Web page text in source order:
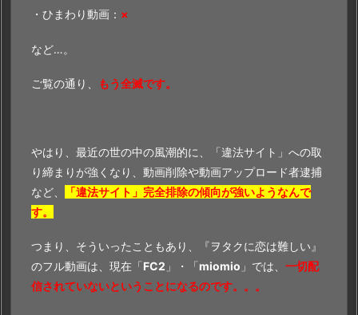
・ひまわり動画： ×
など…。
ご覧の通り、 もう全滅です。
やはり、最近の世の中の風潮的に、「違法サイト」への取
り締まりが強くなり、動画削除や動画アップロード者逮捕
など、
「違法サイト」完全排除の傾向が強いようなんで
す。
つまり、そういったこともあり、『ヲタクに恋は難しい』
のフル動画は、現在「FC2 」・「miomio 」では、 一切配
信されていないということになるのです。。。